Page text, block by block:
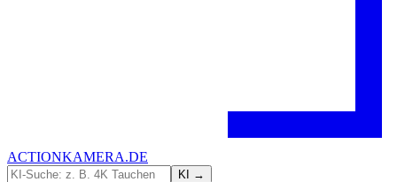
ACTIONKAMERA.DE
KI →